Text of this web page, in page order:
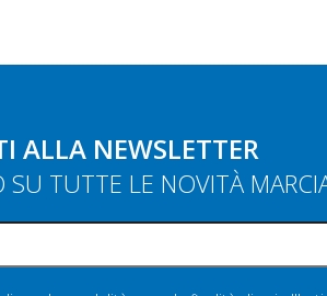
ALLA NEWSLETTER
SU TUTTE LE NOVITÀ